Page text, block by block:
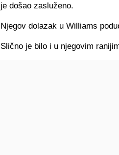
je došao zasluženo.
Njegov dolazak u Williams
Slično je bilo i u njegovim